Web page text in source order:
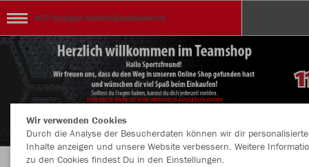
MTV Stuttgart Kinderfußballakademie
Wir verwenden Cookies
Durch die Analyse der Besucherdaten können wir dir personalisierte
Inhalte anzeigen und unsere Website verbessern. Weitere
zu den Cookies findest Du in den Einstellungen.